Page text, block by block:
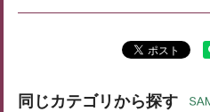
同じカテゴリから探す